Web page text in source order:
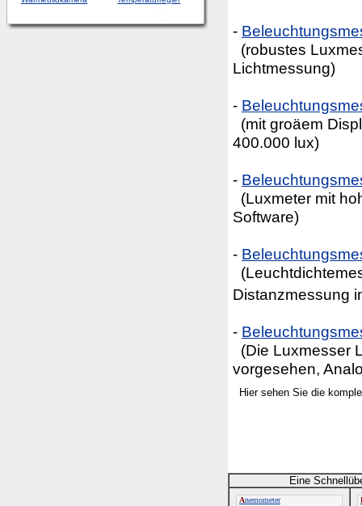
-
(robustes
Lichtmessung)
-
(mit groäem
400.000 lux)
-
(Luxmeter mit
Software)
-
Distanzmessung
-
(Die Luxmesser
vorgesehen,
Hier sehen Sie die
Eine
Anemometer